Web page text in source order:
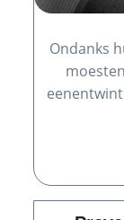
Ondanks